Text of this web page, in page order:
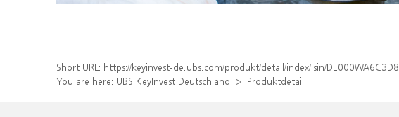
Short URL: https://keyinvest-de.ubs.com/produkt/detail/index/isin/DE000WA6C3D8
You are here: UBS KeyInvest Deutschland Produktdetail